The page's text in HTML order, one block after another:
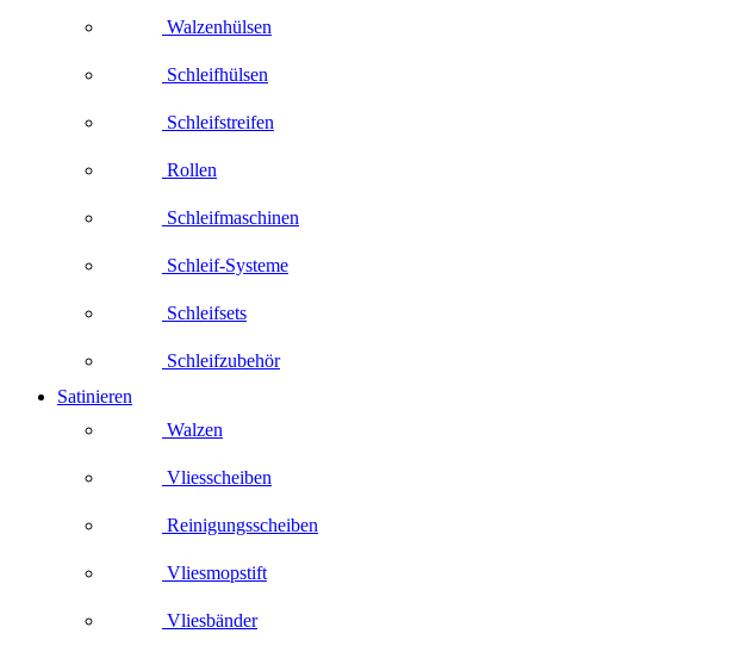
Walzenhülsen
Schleifhülsen
Schleifstreifen
Rollen
Schleifmaschinen
Schleif-Systeme
Schleifsets
Schleifzubehör
Satinieren
Walzen
Vliesscheiben
Reinigungsscheiben
Vliesmopstift
Vliesbänder